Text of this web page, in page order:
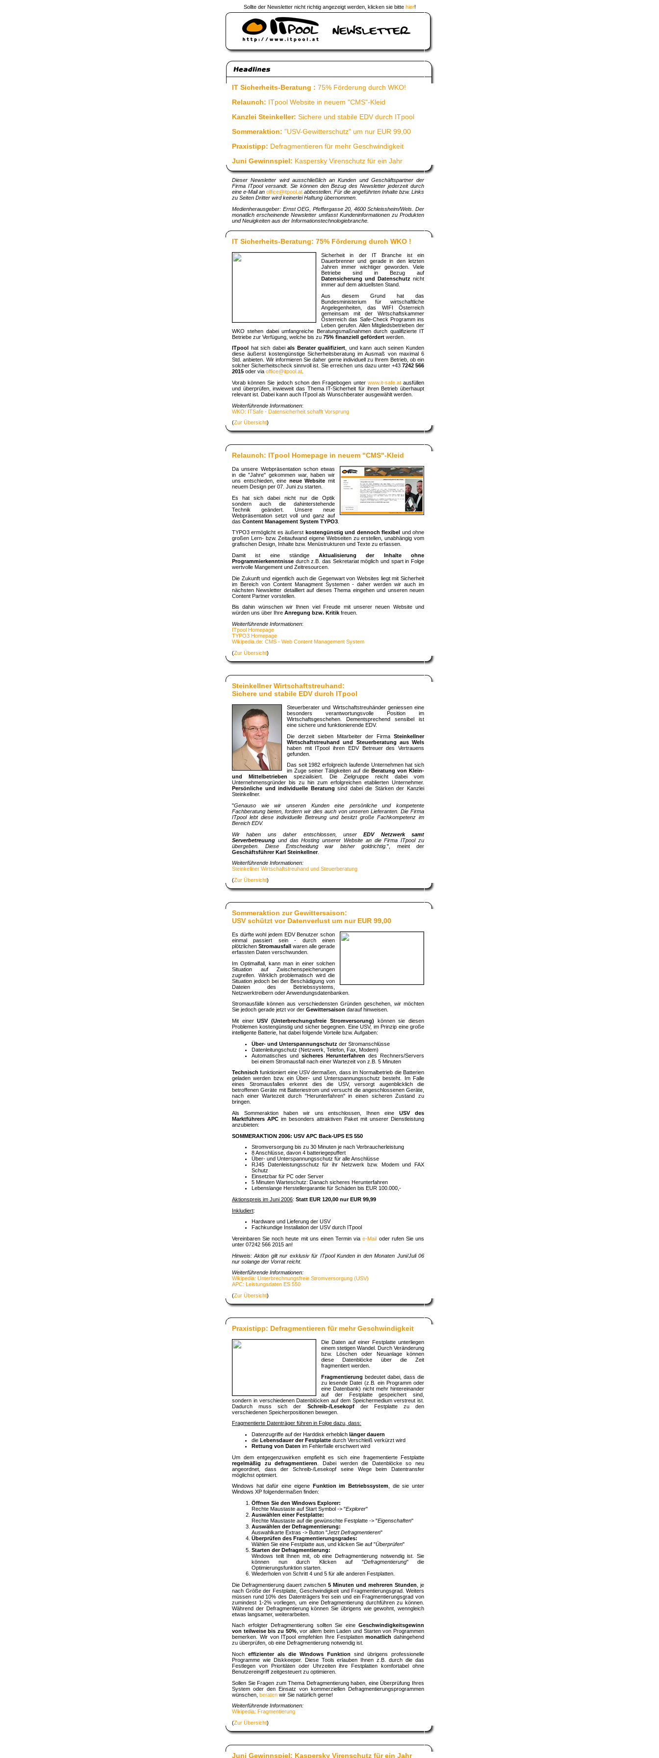
Sollte der Newsletter nicht richtig angezeigt werden, klicken sie bitte hier!
IT Sicherheits-Beratung : 75% Förderung durch WKO!
Relaunch: ITpool Website in neuem "CMS"-Kleid
Kanzlei Steinkeller: Sichere und stabile EDV durch ITpool
Sommeraktion: "USV-Gewitterschutz" um nur EUR 99,00
Praxistipp: Defragmentieren für mehr Geschwindigkeit
Juni Gewinnspiel: Kaspersky Virenschutz für ein Jahr
Dieser Newsletter wird ausschließlich an Kunden und Geschäftspartner der
Firma ITpool versandt. Sie können den Bezug des Newsletter jederzeit durch
eine e-Mail an office@itpool.at abbestellen. Für die angeführten Inhalte bzw. Links
zu Seiten Dritter wird keinerlei Haftung übernommen.
Medienherausgeber: Ernst OEG, Pfeffergasse 20, 4600 Schleissheim/Wels. Der
monatlich erscheinende Newsletter umfasst Kundeninformationen zu Produkten
und Neuigkeiten aus der Informationstechnologiebranche.
IT Sicherheits-Beratung: 75% Förderung durch WKO !
Sicherheit in der IT Branche ist ein
Dauerbrenner und gerade in den letzten
Jahren immer wichtiger geworden. Viele
Betriebe sind in Bezug auf
Datensicherung und Datenschutz nicht
immer auf dem aktuellsten Stand.
Aus diesem Grund hat das
Bundesministerium für wirtschaftliche
Angelegenheiten, das WIFI Österreich
gemeinsam mit der Wirtschaftskammer
Österreich das Safe-Check Programm ins
Leben gerufen. Allen Mitgliedsbetrieben der
WKO stehen dabei umfangreiche Beratungsmaßnahmen durch qualifizierte IT
Betriebe zur Verfügung, welche bis zu 75% finanziell gefördert werden.
ITpool
hat sich dabeials Berater qualifiziert , und kann auch seinen Kunden
diese äußerst kostengünstige Sicherheitsberatung im Ausmaß von maximal 6
Std. anbieten. Wir informieren Sie daher gerne individuell zu Ihrem Betrieb, ob ein
solcher Sicherheitscheck sinnvoll ist. Sie erreichen uns dazu unter +437242 566
2015 oder via office@itpool.at
Vorab können Sie jedoch schon den Fragebogen unterwww.it-safe.atausfüllen
und überprüfen, inwieweit das Thema IT-Sicherheit für ihren Betrieb überhaupt
relevant ist. Dabei kann auch ITpool als Wunschberater ausgewählt werden.
Weiterführende Informationen:
WKO: ITSafe - Datensicherheit schafft Vorsprung
(Zur Übersicht)
Relaunch: ITpool Homepage in neuem "CMS"-Kleid
Da unsere Webpräsentation schon etwas
in die "Jahre" gekommen war, haben wir
uns entschieden, eine neue Websitemit
neuem Design per 07. Juni zu starten.
Es hat sich dabei nicht nur die Optik
sondern auch die dahinterstehende
Technik geändert. Unsere neue
Webpräsentation setzt voll und ganz auf
das Content Management System TYPO3
TYPO3 ermöglicht es äußerst kostengünstig und dennoch flexibel und ohne
großen Lern- bzw. Zeitaufwand eigene Webseiten zu erstellen, unabhängig vom
grafischen Design, Inhalte bzw. Menüstrukturen und Texte zu erfassen.
Damit ist eine ständigeAktualisierung der Inhalte ohne
Programmierkenntnisse durch z.B. das Sekretariat möglich und spart in Folge
wertvolle Mangement und Zeitresourcen.
Die Zukunft und eigentlich auch die Gegenwart von Websites liegt mit Sicherheit
im Bereich von Content Managment Systemen - daher werden wir auch im
nächsten Newsletter detailliert auf dieses Thema eingehen und unseren neuen
Content Partner vorstellen.
Bis dahin wünschen wir Ihnen viel Freude mit unserer neuen Website und
würden uns über Ihre Anregung bzw. Kritik freuen.
Weiterführende Informationen:
ITpool Homepage
TYPO3 Homepage
Wikipedia.de: CMS - Web Content Management System
(Zur Übersicht)
Steinkellner Wirtschaftstreuhand:
Sichere und stabile EDV durch ITpool
Steuerberater und Wirtschaftstreuhänder geniessen eine
besonders verantwortungsvolle Position im
Wirtschaftsgeschehen. Dementsprechend sensibel ist
eine sichere und funktionierende EDV.
Die derzeit sieben Mitarbeiter der Firma Steinkellner
Wirtschaftstreuhand und Steuerberatung aus Wels
haben mit ITpool ihren EDV Betreuer des Vertrauens
gefunden.
Das seit 1982 erfolgreich laufende Unternehmen hat sich
im Zuge seiner Tätigkeiten auf die Beratung von Klein-
und Mittelbetrieben spezialisiert. Die Zielgruppe reicht dabei vom
Unternehmensgründer bis zu hin zum erfolgreichen etablierten Unternehmer.
Persönliche und individuelle Beratung sind dabei die Stärken der Kanzlei
Steinkellner.
"Genauso wie wir unseren Kunden eine persönliche und kompetente
Fachberatung bieten, fordern wir dies auch von unseren Lieferanten. Die Firma
ITpool lebt diese individuelle Betreung und besitzt große Fachkompetenz im
Bereich EDV.
Wir haben uns daher entschlossen, unserEDV Netzwerk samt
Serverbetreuung und das Hosting unserer Website an die Firma ITpool zu
übergeben. Diese Entscheidung war bisher goldrichtig.", meint der
Geschäftsführer Karl Steinkellner.
Weiterführende Informationen:
Steinkellner Wirtschaftstreuhand und Steuerberatung
(Zur Übersicht)
Sommeraktion zur Gewittersaison:
USV schützt vor Datenverlust um nur EUR 99,00
Es dürfte wohl jedem EDV Benutzer schon
einmal passiert sein - durch einen
plötzlichen Stromausfall waren alle gerade
erfassten Daten verschwunden.
Im Optimalfall, kann man in einer solchen
Situation auf Zwischenspeicherungen
zugreifen. Wirklich problematisch wird die
Situation jedoch bei der Beschädigung von
Dateien des Betriebssystems,
Netzwerktreibern oder Anwendungsdatenbanken.
Stromausfälle können aus verschiedensten Gründen geschehen, wir möchten
Sie jedoch gerade jetzt vor der Gewittersaison darauf hinweisen.
Mit einerUSV (Unterbrechungsfreie Stromversorung) können sie diesen
Problemen kostengünstig und sicher begegnen. Eine USV, im Prinzip eine große
intelligente Batterie, hat dabei folgende Vorteile bzw. Aufgaben:
Über- und Unterspannungschutz der Stromanschlüsse
Datenleitungschutz (Netzwerk, Telefon, Fax, Modem)
Automatisches und sicheres Herunterfahren des Rechners/Servers
bei einem Stromausfall nach einer Wartezeit von z.B. 5 Minuten
Technisch funktioniert eine USV dermaßen, dass im Normalbetrieb die Batterien
geladen werden bzw. ein Über- und Unterspannungsschutz besteht. Im Falle
eines Stromausfalles erkennt dies die USV, versorgt augenblicklich die
betroffenen Geräte mit Batteriestrom und versucht die angeschlossenen Geräte,
nach einer Wartezeit durch "Herunterfahren" in einen sicheren Zustand zu
bringen.
Als Sommeraktion haben wir uns entschlossen, Ihnen eineUSV des
Marktführers APC im besonders attraktiven Paket mit unserer Dienstleistung
anzubieten:
SOMMERAKTION 2006: USV APC Back-UPS ES 550
Stromversorgung bis zu 30 Minuten je nach Verbraucherleistung
8 Anschlüsse, davon 4 batteriegepuffert
Über- und Unterspannungsschutz für alle Anschlüsse
RJ45 Datenleistungsschutz für ihr Netzwerk bzw. Modem und FAX
Schutz
Einsetzbar für PC oder Server
5 Minuten Warteschutz: Danach sicheres Herunterfahren
Lebenslange Herstellergarantie für Schäden bis EUR 100.000,-
Aktionspreis im Juni 2006: Statt EUR 120,00 nur EUR 99,99
Inkludiert:
Hardware und Lieferung der USV
Fachkundige Installation der USV durch ITpool
Vereinbaren Sie noch heute mit uns einen Termin viae-Mail oder rufen Sie uns
unter 07242 566 2015 an!
Hinweis: Aktion gilt nur exklusiv für ITpool Kunden in den Monaten Juni/Juli 06
nur solange der Vorrat reicht.
Weiterführende Informationen:
Wikipedia: Unterbrechnungsfreie Stromversorgung (USV)
APC: Leistungsdaten ES 550
(Zur Übersicht)
Praxistipp: Defragmentieren für mehr Geschwindigkeit
Die Daten auf einer Festplatte unterliegen
einem stetigen Wandel. Durch Veränderung
bzw. Löschen oder Neuanlage können
diese Datenblöcke über die Zeit
fragmentiert werden.
Fragmentierung bedeutet dabei, dass die
zu lesende Datei (z.B. ein Programm oder
eine Datenbank) nicht mehr hintereinander
auf der Festplatte gespeichert sind,
sondern in verschiedenen Datenblöcken auf dem Speichermedium verstreut ist.
Dadurch muss sich der Schreib-/Lesekopfder Festplatte zu den
verschiedenen Speicherpositionen bewegen.
Fragmentierte Datenträger führen in Folge dazu, dass:
Datenzugriffe auf der Harddisk erheblich länger dauern
die Lebensdauer der Festplatte durch Verschleiß verkürzt wird
Rettung von Daten im Fehlerfalle erschwert wird
Um dem entgegenzuwirken empfiehlt es sich eine fragementierte Festplatte
regelmäßig zu defragmentieren
. Dabei werden die Datenblöcke so neu
angeordnet, dass der Schreib-/Lesekopf seine Wege beim Datentransfer
möglichst optimiert.
Windows hat dafür eine eigene
Funktion im Betriebssystem, die sie unter
Windows XP folgendermaßen finden:
Öffnen Sie den Windows Explorer:
Rechte Maustaste auf Start Symbol -> "Explorer"
Auswählen einer Festplatte:
Rechte Maustaste auf die gewünschte Festplatte -> "Eigenschaften"
Auswählen der Defragmentierung:
Auswahlkarte Extras -> Button "Jetzt Defragmentieren"
Überprüfen des Fragmentierungsgrades:
Wählen Sie eine Festplatte aus, und klicken Sie auf "Überprüfen"
Starten der Defragmentierung:
Windows teilt Ihnen mit, ob eine Defragmentierung notwendig ist. Sie
können nun durch Klicken auf "Defragmentierung" die
Optimierungsfunktion starten.
Wiederholen von Schritt 4 und 5 für alle anderen Festplatten.
Die Defragmentierung dauert zwischen 5 Minuten und mehreren Stunden , je
nach Größe der Festplatte, Geschwindigkeit und Fragmentierungsgrad. Weiters
müssen rund 10% des Datenträgers frei sein und ein Fragmentierungsgrad von
zumindest 1-2% vorliegen, um eine Defragmentierung durchführen zu können.
Während der Defragmentierung können Sie übrigens wie gewohnt, wenngleich
etwas langsamer, weiterarbeiten.
Nach erfolgter Defragmentierung sollten Sie eine Geschwindigkeitsgewinn
von teilweise bis zu 50%, vor allem beim Laden und Starten von Programmen
bemerken. Wir von ITpool empfehlen Ihre Festplattenmonatlich dahingehend
zu überprüfen, ob eine Defragmentierung notwendig ist.
Noch effizienter als die Windows Funktion sind übrigens professionelle
Programme wie Diskkeeper. Diese Tools erlauben Ihnen z.B. durch die das
Festlegen von Prioritäten oder Uhrzeiten ihre Festplatten komfortabel ohne
Benutzereingriff zeitgesteuert zu optimieren.
Sollen Sie Fragen zum Thema Defragmentierung haben, eine Überprüfung Ihres
System oder den Einsatz von kommerziellen Defragmentierungsprogrammen
wünschen, beraten wir Sie natürlich gerne!
Weiterführende Informationen:
Wikipedia: Fragmentierung
(Zur Übersicht)
Juni Gewinnspiel: Kaspersky Virenschutz für ein Jahr